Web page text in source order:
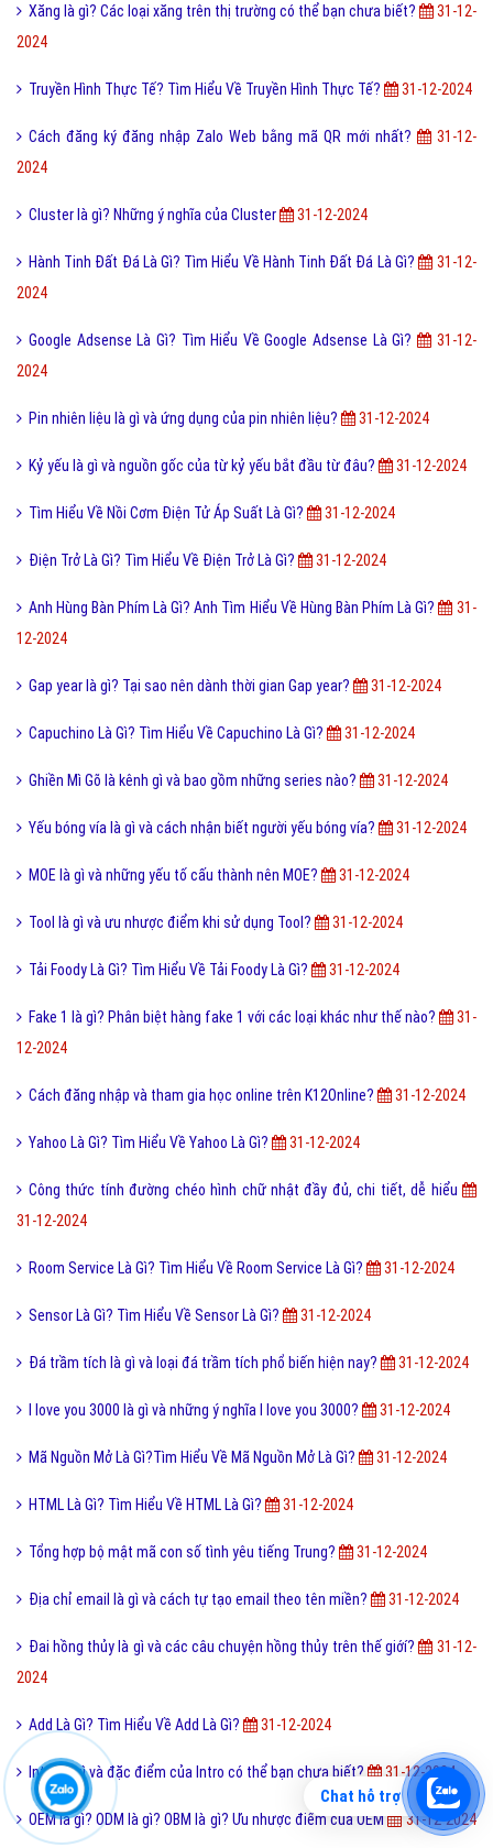
Xăng là gì? Các loại xăng trên thị trường có thể bạn chưa biết?
31-12-
2024
Truyền Hình Thực Tế? Tìm Hiểu Về Truyền Hình Thực Tế? 31-12-2024
Cách đăng ký đăng nhập Zalo Web bằng mã QR mới nhất?
31-12-
2024
Cluster là gì? Những ý nghĩa của Cluster 31-12-2024
Hành Tinh Đất Đá Là Gì? Tìm Hiểu Về Hành Tinh Đất Đá Là Gì?
31-12-
2024
Google Adsense Là Gì? Tìm Hiểu Về Google Adsense Là Gì?
31-12-
2024
Pin nhiên liệu là gì và ứng dụng của pin nhiên liệu? 31-12-2024
Kỷ yếu là gì và nguồn gốc của từ kỷ yếu bắt đầu từ đâu? 31-12-2024
Tìm Hiểu Về Nồi Cơm Điện Tử Áp Suất Là Gì? 31-12-2024
Điện Trở Là Gì? Tìm Hiểu Về Điện Trở Là Gì? 31-12-2024
Anh Hùng Bàn Phím Là Gì? Anh Tìm Hiểu Về Hùng Bàn Phím Là Gì?
31-
12-2024
Gap year là gì? Tại sao nên dành thời gian Gap year? 31-12-2024
Capuchino Là Gì? Tìm Hiểu Về Capuchino Là Gì? 31-12-2024
Ghiền Mì Gõ là kênh gì và bao gồm những series nào? 31-12-2024
Yếu bóng vía là gì và cách nhận biết người yếu bóng vía? 31-12-2024
MOE là gì và những yếu tố cấu thành nên MOE? 31-12-2024
Tool là gì và ưu nhược điểm khi sử dụng Tool? 31-12-2024
Tải Foody Là Gì? Tìm Hiểu Về Tải Foody Là Gì? 31-12-2024
Fake 1 là gì? Phân biệt hàng fake 1 với các loại khác như thế nào?
31-
12-2024
Cách đăng nhập và tham gia học online trên K12Online? 31-12-2024
Yahoo Là Gì? Tìm Hiểu Về Yahoo Là Gì? 31-12-2024
Công thức tính đường chéo hình chữ nhật đầy đủ, chi tiết, dễ hiểu
31-12-2024
Room Service Là Gì? Tìm Hiểu Về Room Service Là Gì? 31-12-2024
Sensor Là Gì? Tìm Hiểu Về Sensor Là Gì? 31-12-2024
Đá trầm tích là gì và loại đá trầm tích phổ biến hiện nay? 31-12-2024
I love you 3000 là gì và những ý nghĩa I love you 3000? 31-12-2024
Mã Nguồn Mở Là Gì?Tìm Hiểu Về Mã Nguồn Mở Là Gì? 31-12-2024
HTML Là Gì? Tìm Hiểu Về HTML Là Gì? 31-12-2024
Tổng hợp bộ mật mã con số tình yêu tiếng Trung? 31-12-2024
Địa chỉ email là gì và cách tự tạo email theo tên miền? 31-12-2024
Đai hồng thủy là gì và các câu chuyện hồng thủy trên thế giớí?
31-12-
2024
Add Là Gì? Tìm Hiểu Về Add Là Gì? 31-12-2024
Intro là gì và đặc điểm của Intro có thể bạn chưa biết? 31-12-2024
OEM là gì? ODM là gì? OBM là gì? Ưu nhược điểm của OEM 31-12-2024
Chat hỗ trợ